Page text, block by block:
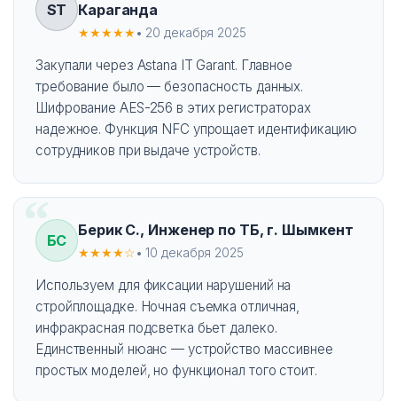
ST
Караганда
★★★★★• 20 декабря 2025
Закупали через Astana IT Garant. Главное
требование было — безопасность данных.
Шифрование AES-256 в этих регистраторах
надежное. Функция NFC упрощает идентификацию
сотрудников при выдаче устройств.
БС
Берик С., Инженер по ТБ, г. Шымкент
★★★★☆• 10 декабря 2025
Используем для фиксации нарушений на
стройплощадке. Ночная съемка отличная,
инфракрасная подсветка бьет далеко.
Единственный нюанс — устройство массивнее
простых моделей, но функционал того стоит.